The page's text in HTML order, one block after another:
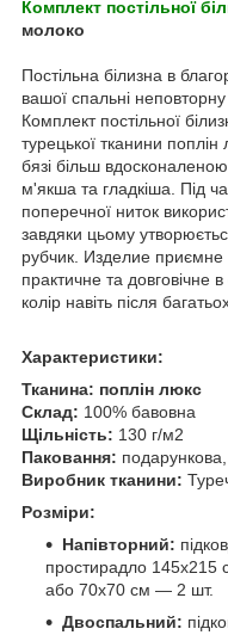
Комплект постільної
молоко
Постільна білизна в
вашої спальні
Комплект постільної
турецької тканини поплін
бязі більш
м'якша та гладкіша. Під
поперечної ниток
завдяки цьому
рубчик. Изделие приємне
практичне та довговічне в
колір навіть після
Характеристики:
Тканина: поплін люкс
Склад: 100% бавовна
Щільність: 130 г/м2
Паковання:
Виробник тканини:
Розміри:
Напівторний:
простирадло
або 70х70 см — 2 шт.
Двоспальний: